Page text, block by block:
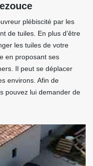
plébiscité par les
de tuiles. En plus d’être
les tuiles de votre
en proposant ses
Il peut se déplacer
environs. Afin de
pouvez lui demander de